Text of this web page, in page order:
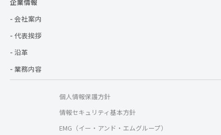
企業情報
- 会社案内
- 代表挨拶
- 沿革
- 業務内容
個人情報保護方針
情報セキュリティ基本方針
EMG（イー・アンド・エムグループ）